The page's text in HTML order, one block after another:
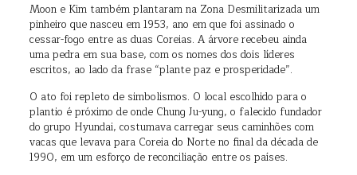
Moon e Kim também plantaram na Zona Desmilitarizada um
pinheiro que nasceu em 1953, ano em que foi assinado o
cessar-fogo entre as duas Coreias. A árvore recebeu ainda
uma pedra em sua base, com os nomes dos dois líderes
escritos, ao lado da frase “plante paz e prosperidade”.
O ato foi repleto de simbolismos. O local escolhido para o
plantio é próximo de onde Chung Ju-yung, o falecido fundador
do grupo Hyundai, costumava carregar seus caminhões com
vacas que levava para Coreia do Norte no final da década de
1990, em um esforço de reconciliação entre os países.